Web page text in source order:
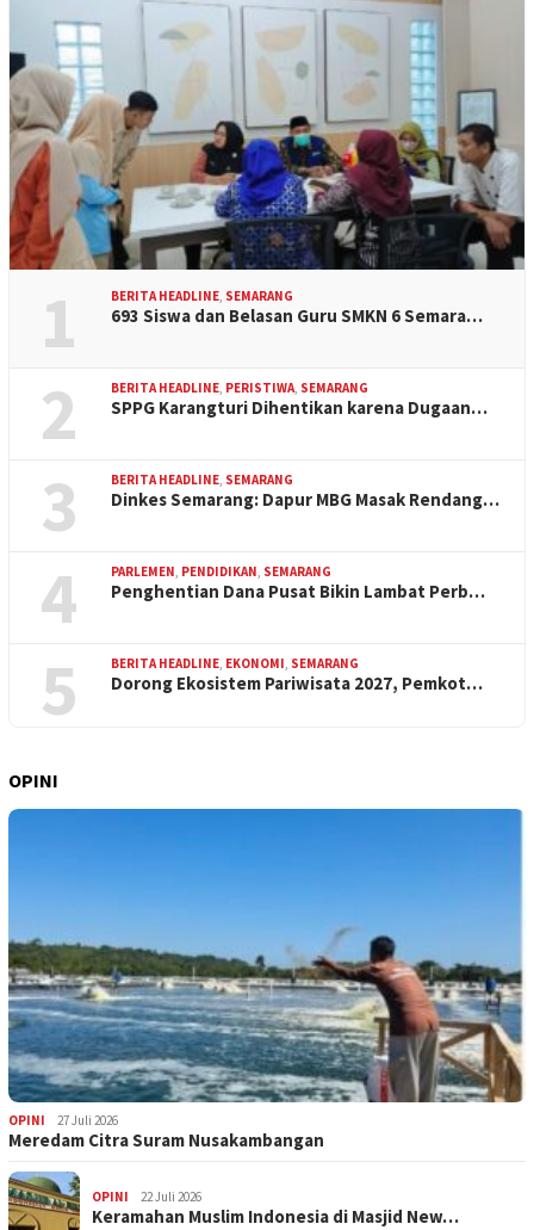
1 BERITA HEADLINE, SEMARANG
693 Siswa dan Belasan Guru SMKN 6 Semara…
2 BERITA HEADLINE, PERISTIWA, SEMARANG
SPPG Karangturi Dihentikan karena Dugaan…
3 BERITA HEADLINE, SEMARANG
Dinkes Semarang: Dapur MBG Masak Rendang…
4 PARLEMEN, PENDIDIKAN, SEMARANG
Penghentian Dana Pusat Bikin Lambat Perb…
5 BERITA HEADLINE, EKONOMI, SEMARANG
Dorong Ekosistem Pariwisata 2027, Pemkot…
OPINI
OPINI 27 Juli 2026
Meredam Citra Suram Nusakambangan
OPINI 22 Juli 2026
Keramahan Muslim Indonesia di Masjid New…